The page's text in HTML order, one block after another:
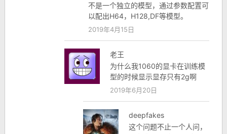
不是一个独立的模型，通过参数配置可
以配出H64，H128,DF等模型。
2019年4月15日
老王
为什么我1060的显卡在训练模
型的时候显示显存只有2g啊
2019年6月20日
deepfakes
这个问题不止一个人问，